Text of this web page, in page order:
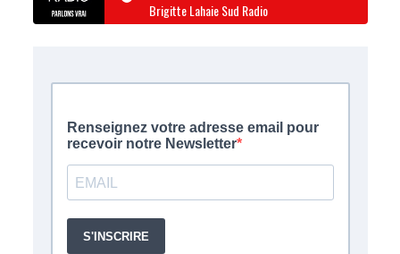
Brigitte Lahaie Sud Radio